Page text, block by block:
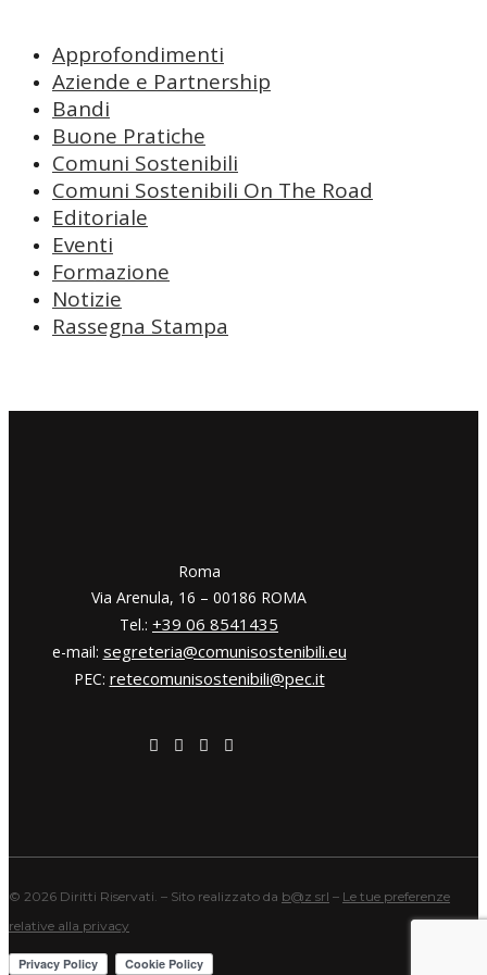
Approfondimenti
Aziende e Partnership
Bandi
Buone Pratiche
Comuni Sostenibili
Comuni Sostenibili On The Road
Editoriale
Eventi
Formazione
Notizie
Rassegna Stampa
​​Roma
Via Arenula, 16 – 00186 ROMA
Tel.: +39 06 8541435
e-mail: segreteria@comunisostenibili.eu
PEC: retecomunisostenibili@pec.it
© 2026 Diritti Riservati. – Sito realizzato da b@z srl – Le tue preferenze
relative alla privacy